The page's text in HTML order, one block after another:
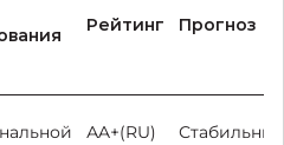
Рейтинг Прогноз
АA+(RU)